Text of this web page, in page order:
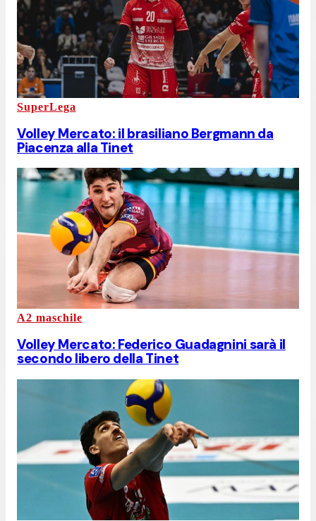
SuperLega
Volley Mercato: il brasiliano Bergmann da
Piacenza alla Tinet
A2 maschile
Volley Mercato: Federico Guadagnini sarà il
secondo libero della Tinet